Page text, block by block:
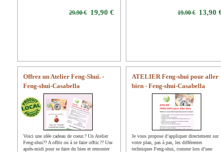
29.90 € 19,90 € 19.90 € 13,90
Offrez un Atelier Feng-Shui. -
Feng-shui-Casabella
Voici une idée cadeau de coeur.? Un Atelier
Feng-shui?? A offrir ou à se faire offrir.?? Une
après-midi pour se faire du bien et remonter
ATELIER Feng-shui pour aller
bien - Feng-shui-Casabella
Je vous propose d’appliquer directement sur
votre plan, pas à pas, les différentes
techniques Feng-shui, comme lors d’une